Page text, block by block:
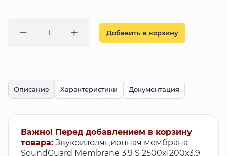
Добавить в корзину
Описание Характеристики Документация
Важно! Перед добавлением в корзину
товара: Звукоизоляционная мембрана
SoundGuard Membrane 3.9 S 2500х1200х3,9